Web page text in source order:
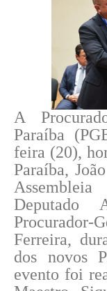
A
Paraíba
feira (20),
Paraíba,
Deputado
Procurador-
Ferreira,
dos novos
evento foi